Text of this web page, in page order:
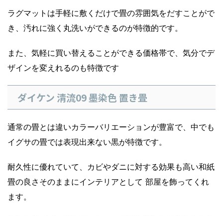
ラグマットは手軽に敷くだけで畳の雰囲気をだすことがで
き、汚れに強く丸洗いができるのが特徴的です。
また、気軽に買い替えることができる価格帯で、気分でデ
ザインを変えれるのも特徴です
ダイケン 清流09 墨染色 置き畳
通常の畳とは違いカラーバリエーションが豊富で、中でも
イグサの畳では表現出来ない黒が特徴です。
耐久性に優れていて、カビやダニに対する効果も高い和紙
畳の良さそのままにインテリアとして 部屋を飾ってくれ
ます。